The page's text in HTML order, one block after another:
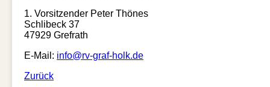
1. Vorsitzender Peter Thönes
Schlibeck 37
47929 Grefrath
E-Mail: info@rv-graf-holk.de
Zurück